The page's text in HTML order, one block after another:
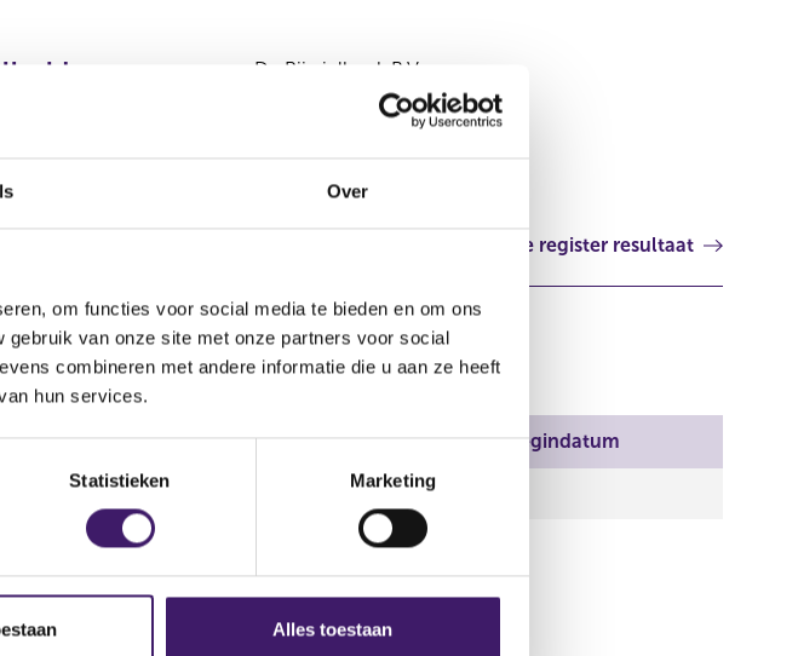
Over
om functies voor social media te bieden en om ons
van onze site met onze partners voor social
combineren met andere informatie die u aan ze heeft
hun services.
Statistieken Marketing
Alles toestaan
Handelsnaam De Rijwielhoek B.V.
Volgende register resultaat
Plaats Begindatum
N.V.